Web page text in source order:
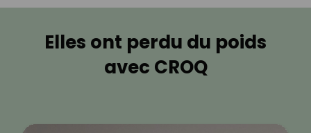
Elles ont perdu du poids
avec CROQ